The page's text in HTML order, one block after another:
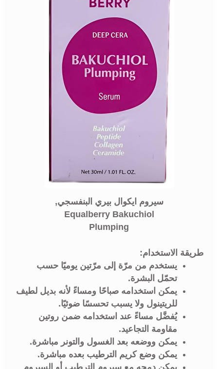
سيروم ايكوال بيري البنفسجي,
Equalberry Bakuchiol
Plumping
طريقة الاستخدام:
يستخدم من مرّة إلى مرّتين يوميًا حسب
تحمّل البشرة.
يمكن استخدامه صباحًا ومساءً لأنه بديل لطيف
للريتينول ولا يسبب تحسسًا ضوئيًا.
يُفضَّل مساءً عند استخدامه ضمن روتين
مقاومة التجاعيد.
يمكن ووضعه بعد الغسول والتونر مباشرة.
يمكن وضع كريم الترطيب بعده مباشرة.